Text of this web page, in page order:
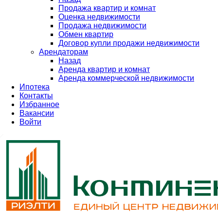
Продажа квартир и комнат
Оценка недвижимости
Продажа недвижимости
Обмен квартир
Договор купли продажи недвижимости
Арендаторам
Назад
Аренда квартир и комнат
Аренда коммерческой недвижимости
Ипотека
Контакты
Избранное
Вакансии
Войти